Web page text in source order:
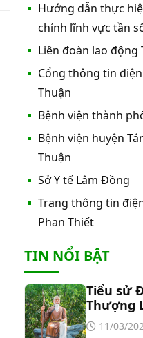
Thư mời báo giá
nước nóng tấm
Thư mời báo giá
sơ bệnh án, Sổ y
dịch vụ “Bảo
buộc năm 2026"
Thư mời báo giá
hàng hóa “Bóng
phổ máy xét
“Dịch vụ tháo dỡ,
máy X-Quang
thuật số”
Thư mời báo giá
phòng họp
Hướng dẫn thực
chính lĩnh vực tần
Liên đoàn lao động
Cổng thông tin
Thuận
Bệnh viện thành
Bệnh viện huyện
Thuận
Sở Y tế Lâm Đồng
Trang thông tin
Phan Thiết
TIN NỔI BẬT
Tiểu sử
Thượng
Hữu Trác
11/03/